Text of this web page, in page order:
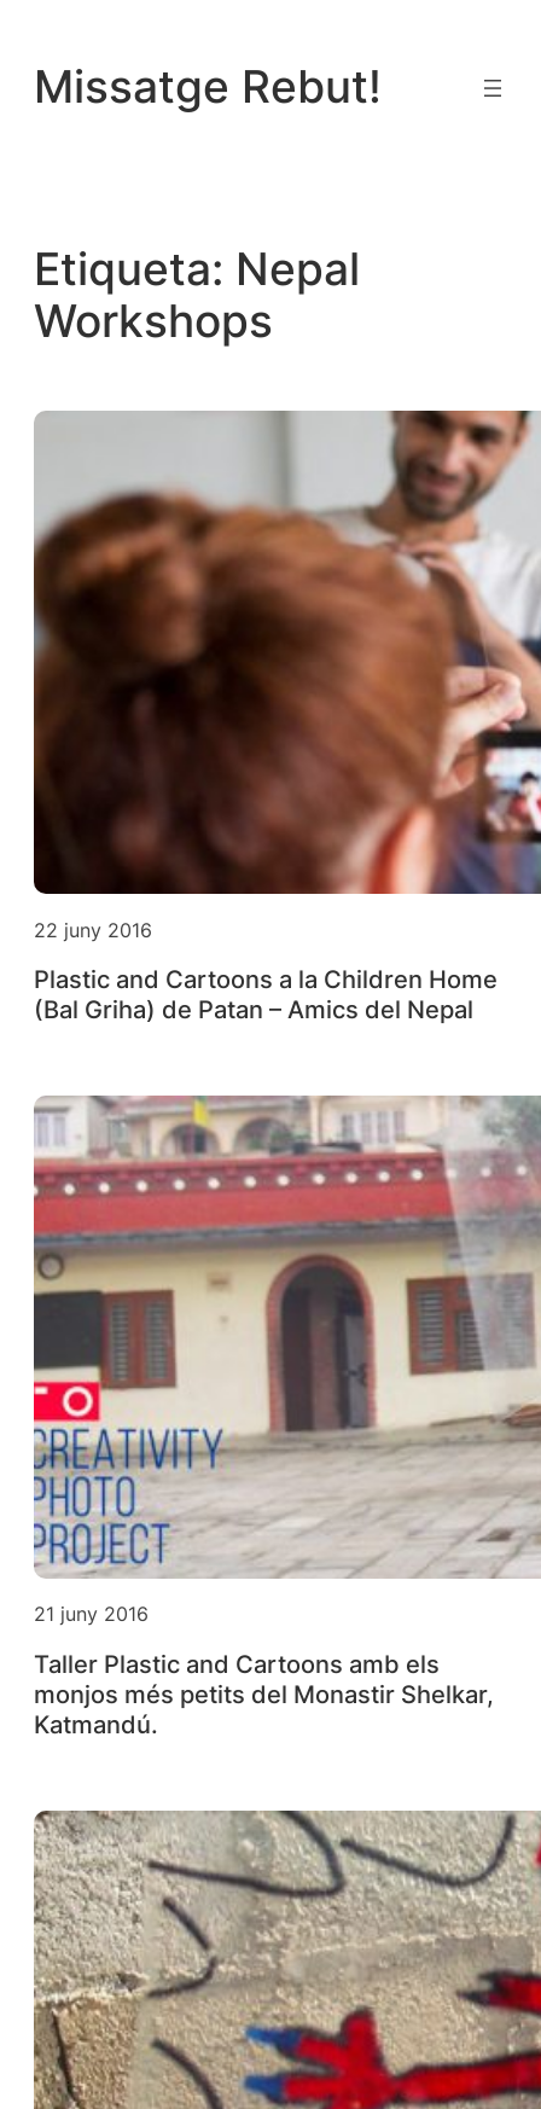
contingut
Missatge Rebut!
Etiqueta: Nepal
Workshops
22 juny 2016
Plastic and Cartoons a la Children Home
(Bal Griha) de Patan – Amics del Nepal
21 juny 2016
Taller Plastic and Cartoons amb els
monjos més petits del Monastir Shelkar,
Katmandú.